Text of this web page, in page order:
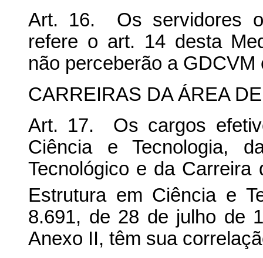
Art. 16. Os servidores
refere o art. 14 desta
não perceberão a GDCVM
CARREIRAS DA ÁREA
Art. 17. Os cargos
Ciência e Tecnologia,
Tecnológico e da Carreira
Estrutura em Ciência e
8.691, de 28 de julho de
Anexo II, têm sua